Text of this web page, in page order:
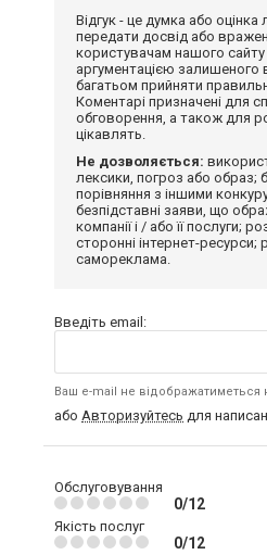
Відгук - це думка або
передати досвід або
користувачам нашого
аргументацією залишеного
багатьом прийняти
Коментарі призначені для
обговорення, а також для
цікавлять.
Не дозволяється:
лексики, погроз або образ;
порівняння з іншими
безпідставні заяви, що
компанії і / або її послуги;
сторонні інтернет-ресурси;
самореклама.
Введіть email:
Ваш e-mail не відображатиметься
або Авторизуйтесь для
Обслуговування
0/12
Якість послуг
0/12